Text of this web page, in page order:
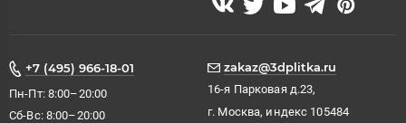
+7 (495) 966-18-01
Пн-Пт: 8:00–20:00
Сб-Вс: 8:00–20:00
zakaz@3dplitka.ru
16-я Парковая д.23,
г. Москва, индекс 105484